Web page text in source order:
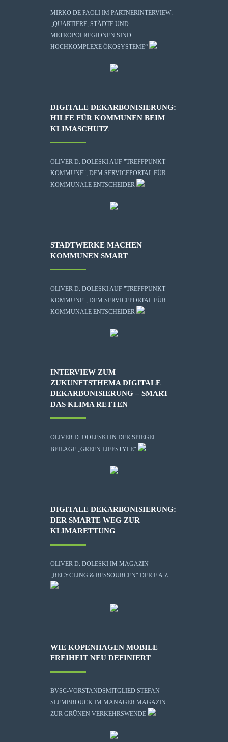
MIRKO DE PAOLI IM PARTNERINTERVIEW:
„QUARTIERE, STÄDTE UND
METROPOLREGIONEN SIND
HOCHKOMPLEXE ÖKOSYSTEME“
DIGITALE DEKARBONISIERUNG:
HILFE FÜR KOMMUNEN BEIM
KLIMASCHUTZ
OLIVER D. DOLESKI AUF "TREFFPUNKT
KOMMUNE", DEM SERVICEPORTAL FÜR
KOMMUNALE ENTSCHEIDER
STADTWERKE MACHEN
KOMMUNEN SMART
OLIVER D. DOLESKI AUF "TREFFPUNKT
KOMMUNE", DEM SERVICEPORTAL FÜR
KOMMUNALE ENTSCHEIDER
INTERVIEW ZUM
ZUKUNFTSTHEMA DIGITALE
DEKARBONISIERUNG – SMART
DAS KLIMA RETTEN
OLIVER D. DOLESKI IN DER SPIEGEL-
BEILAGE „GREEN LIFESTYLE“
DIGITALE DEKARBONISIERUNG:
DER SMARTE WEG ZUR
KLIMARETTUNG
OLIVER D. DOLESKI IM MAGAZIN
„RECYCLING & RESSOURCEN“ DER F.A.Z.
WIE KOPENHAGEN MOBILE
FREIHEIT NEU DEFINIERT
BVSC-VORSTANDSMITGLIED STEFAN
SLEMBROUCK IM MANAGER MAGAZIN
ZUR GRÜNEN VERKEHRSWENDE